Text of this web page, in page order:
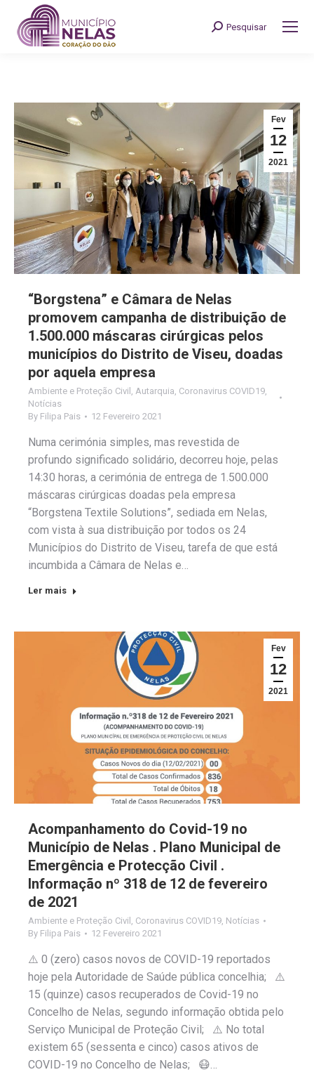
Search:
Pesquisar
Fev
12
2021
“Borgstena” e Câmara de Nelas
promovem campanha de distribuição de
1.500.000 máscaras cirúrgicas pelos
municípios do Distrito de Viseu, doadas
por aquela empresa
Ambiente e Proteção Civil , Autarquia, Coronavirus COVID19,
Notícias
By Filipa Pais 12 Fevereiro 2021
Numa cerimónia simples, mas revestida de
profundo significado solidário, decorreu hoje, pelas
14:30 horas, a cerimónia de entrega de 1.500.000
máscaras cirúrgicas doadas pela empresa
“Borgstena Textile Solutions”, sediada em Nelas,
com vista à sua distribuição por todos os 24
Municípios do Distrito de Viseu, tarefa de que está
incumbida a Câmara de Nelas e…
Ler mais
Fev
12
2021
Acompanhamento do Covid-19 no
Município de Nelas . Plano Municipal de
Emergência e Protecção Civil .
Informação nº 318 de 12 de fevereiro
de 2021
Ambiente e Proteção Civil Coronavirus COVID19 Notícias
By Filipa Pais 12 Fevereiro 2021
⚠️ 0 (zero) casos novos de COVID-19 reportados
hoje pela Autoridade de Saúde pública concelhia; ⚠️
15 (quinze) casos recuperados de Covid-19 no
Concelho de Nelas, segundo informação obtida pelo
Serviço Municipal de Proteção Civil; ⚠️ No total
existem 65 (sessenta e cinco) casos ativos de
COVID-19 no Concelho de Nelas; 😷…